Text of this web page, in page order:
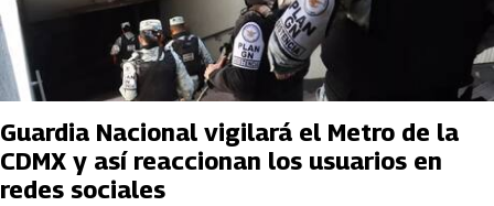
Guardia Nacional vigilará el Metro de la
CDMX y así reaccionan los usuarios en
redes sociales